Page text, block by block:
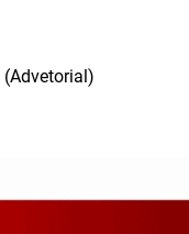
(Advetorial)